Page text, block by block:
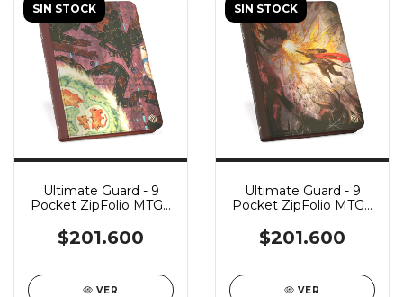
SIN STOCK
Ultimate Guard - 9
Pocket ZipFolio MTG -
of the Burrow
$201.600
VER
SIN STOCK
Ultimate Guard - 9
Pocket ZipFolio MTG -
of the Bold
$201.600
VER